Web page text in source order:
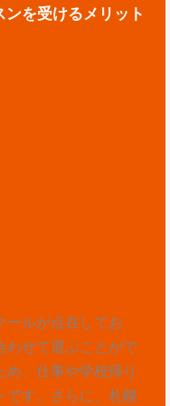
を受けるメリット
ールが点在してお
わせて選ぶことがで
、仕事や学校帰り
です。さらに、札幌